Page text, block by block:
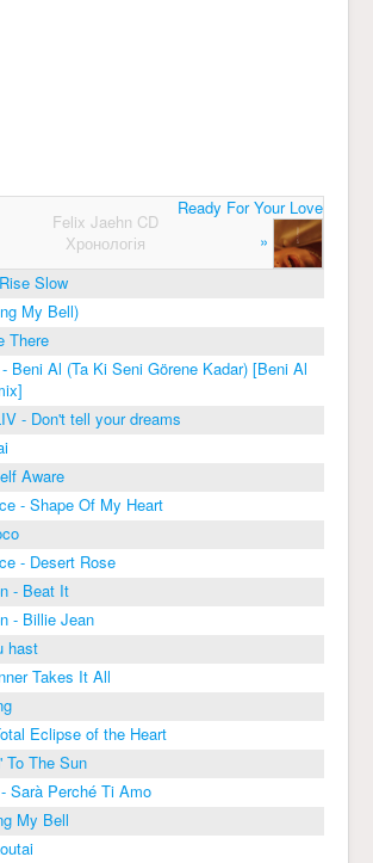
Felix Jaehn CD
Хронологія
Ready For Your Love
»
Slow
My Bell)
There
Beni Al (Ta Ki Seni Görene Kadar) [Beni Al
- Don't tell your dreams
Aware
- Shape Of My Heart
- Desert Rose
- Beat It
- Billie Jean
hast
Takes It All
Eclipse of the Heart
To The Sun
Sarà Perché Ti Amo
My Bell